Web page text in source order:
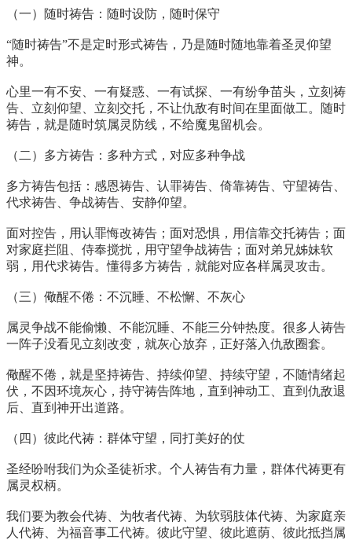
（一）随时祷告：随时设防，随时保守
“随时祷告”不是定时形式祷告，乃是随时随地靠着圣灵仰望
神。
心里一有不安、一有疑惑、一有试探、一有纷争苗头，立刻祷
告、立刻仰望、立刻交托，不让仇敌有时间在里面做工。随时
祷告，就是随时筑属灵防线，不给魔鬼留机会。
（二）多方祷告：多种方式，对应多种争战
多方祷告包括：感恩祷告、认罪祷告、倚靠祷告、守望祷告、
代求祷告、争战祷告、安静仰望。
面对控告，用认罪悔改祷告；面对恐惧，用信靠交托祷告；面
对家庭拦阻、侍奉搅扰，用守望争战祷告；面对弟兄姊妹软
弱，用代求祷告。懂得多方祷告，就能对应各样属灵攻击。
（三）儆醒不倦：不沉睡、不松懈、不灰心
属灵争战不能偷懒、不能沉睡、不能三分钟热度。很多人祷告
一阵子没看见立刻改变，就灰心放弃，正好落入仇敌圈套。
儆醒不倦，就是坚持祷告、持续仰望、持续守望，不随情绪起
伏，不因环境灰心，持守祷告阵地，直到神动工、直到仇敌退
后、直到神开出道路。
（四）彼此代祷：群体守望，同打美好的仗
圣经吩咐我们为众圣徒祈求。个人祷告有力量，群体代祷更有
属灵权柄。
我们要为教会代祷、为牧者代祷、为软弱肢体代祷、为家庭亲
人代祷、为福音事工代祷。彼此守望、彼此遮荫、彼此抵挡属